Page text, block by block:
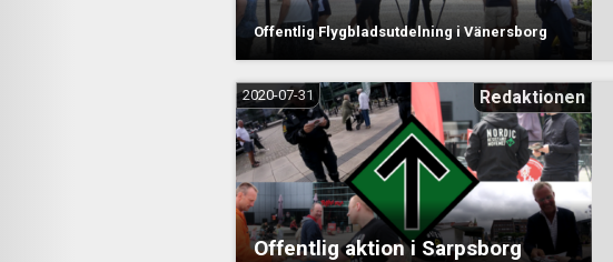
Offentlig Flygbladsutdelning i Vänersborg
Offentlig aktion i Sarpsborg
2020-07-31
Redaktionen